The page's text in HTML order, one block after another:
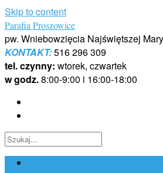
Skip to content
Parafia Proszowice
pw. Wniebowzięcia Najświętszej
KONTAKT:516 296 309
tel. czynny: wtorek, czwartek
w godz.8:00-9:00 i 16:00-18:00